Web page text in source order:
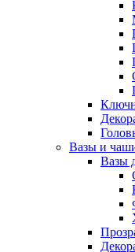
Вазы и
Вазы